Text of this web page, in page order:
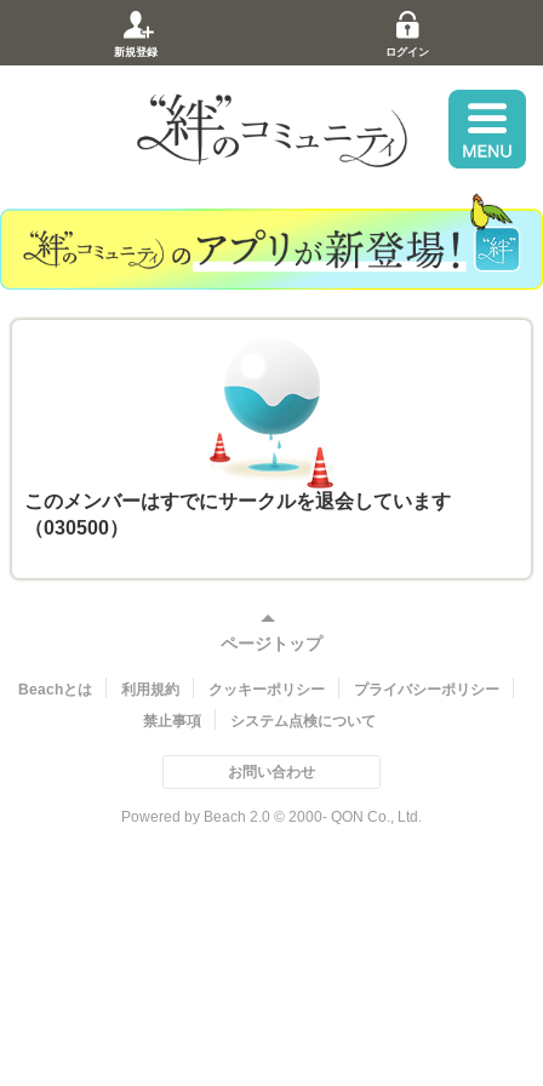
新規登録 ログイン
このメンバーはすでにサークルを退会しています
（030500）
ページトップ
Beachとは 利用規約 クッキーポリシー
プライバシーポリシー
禁止事項
システム点検について
お問い合わせ
Powered by Beach 2.0 © 2000- QON Co., Ltd.